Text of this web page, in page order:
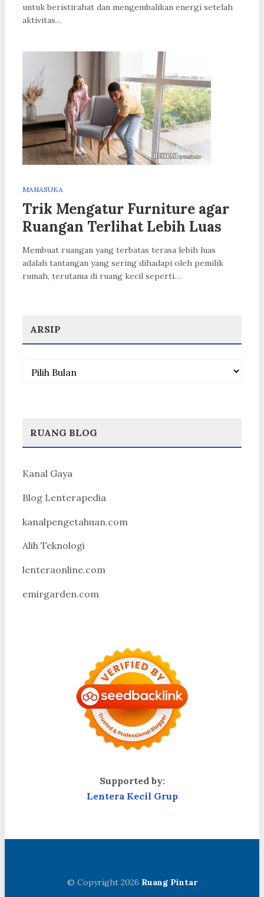
untuk beristirahat dan mengembalikan energi setelah
aktivitas…
MANASUKA
Trik Mengatur Furniture agar
Ruangan Terlihat Lebih Luas
Membuat ruangan yang terbatas terasa lebih luas
adalah tantangan yang sering dihadapi oleh pemilik
rumah, terutama di ruang kecil seperti…
ARSIP
Arsip
RUANG BLOG
Kanal Gaya
Blog Lenterapedia
kanalpengetahuan.com
Alih Teknologi
lenteraonline.com
emirgarden.com
Supported by:
Lentera Kecil Grup
© Copyright 2026 Ruang Pintar